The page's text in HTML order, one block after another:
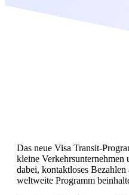
Das neue Visa Transit-
kleine Verkehrsunternehmen
dabei, kontaktloses
weltweite Programm